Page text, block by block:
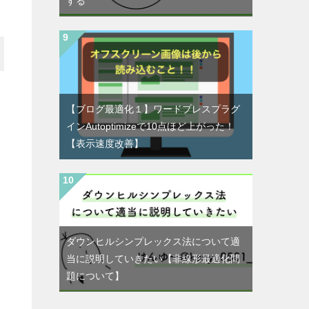
【ブログ最適化１】ワードプレスプラグ
インAutoptimizeで10点ほど上がった！
【表示速度改善】
ダウンヒルシンプレックス法について適
当に説明していきたい【非線形最適化問
題について】